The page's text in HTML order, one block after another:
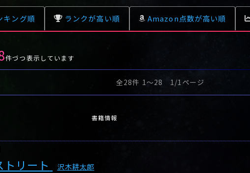
キング順 ランクが高い順 Amazon点数が高い順
件づつ表示しています
全28件 1〜28 1/1ページ
書籍情報
リート 沢木耕太郎